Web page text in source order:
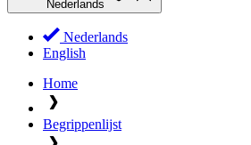
Nederlands
Nederlands
English
Home
Begrippenlijst